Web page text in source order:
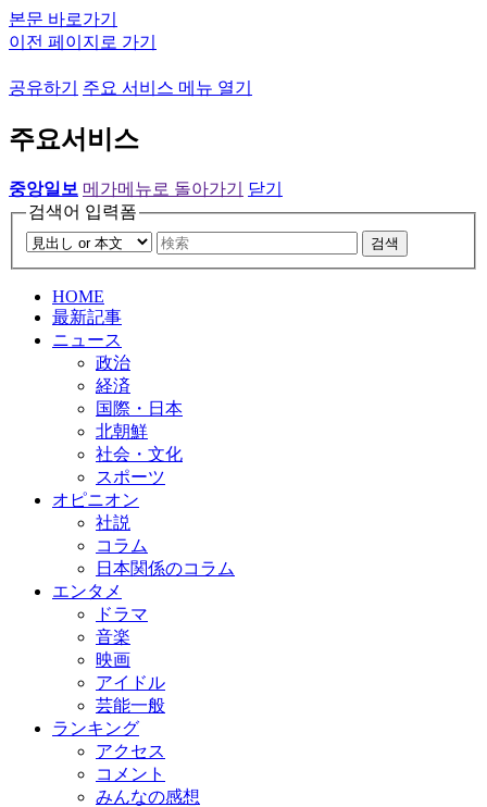
본문 바로가기
이전 페이지로 가기
공유하기 주요 서비스 메뉴 열기
주요서비스
중앙일보 메가메뉴로 돌아가기
닫기
검색어 입력폼
검색
HOME
最新記事
ニュース
政治
経済
国際・日本
北朝鮮
社会・文化
スポーツ
オピニオン
社説
コラム
日本関係のコラム
エンタメ
ドラマ
音楽
映画
アイドル
芸能一般
ランキング
アクセス
コメント
みんなの感想